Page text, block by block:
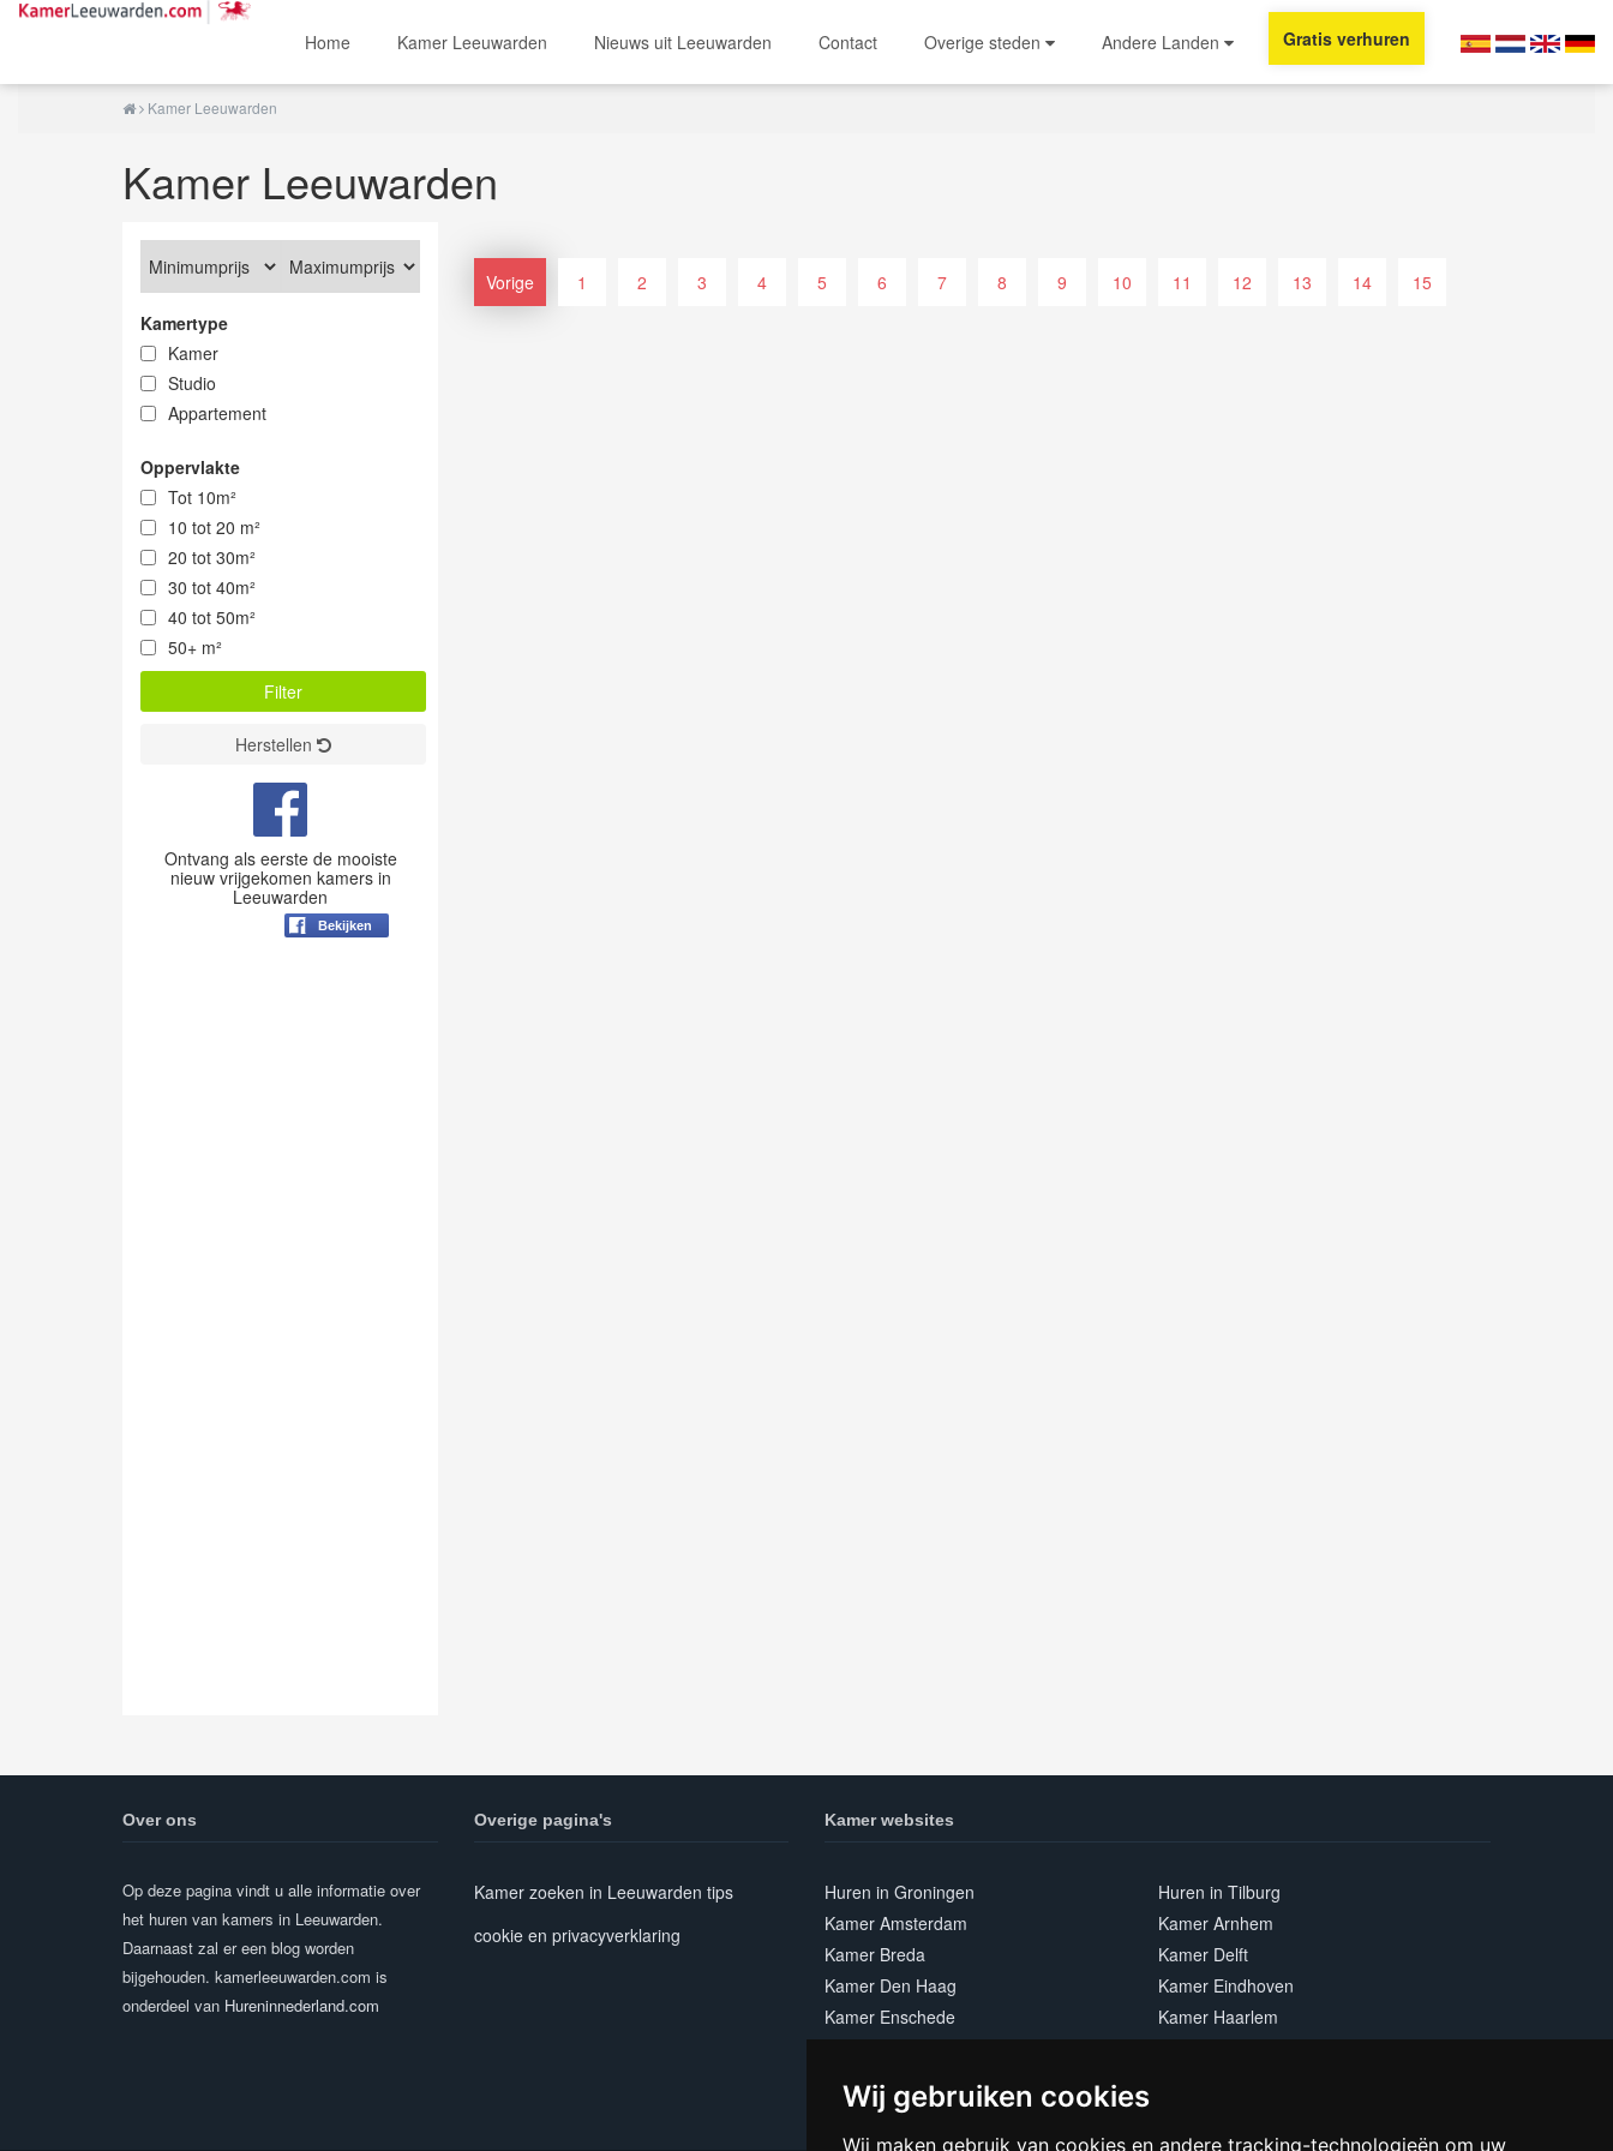
Wij gebruiken cookies
Wij maken gebruik van cookies en andere tracking-technologieën om uw
Home Kamer Leeuwarden Nieuws uit Leeuwarden Contact Overige steden Andere Landen Gratis verhuren
Kamer Leeuwarden
Kamer Leeuwarden
Kamertype
Kamer
Studio
Appartement
Oppervlakte
Tot 10m²
10 tot 20 m²
20 tot 30m²
30 tot 40m²
40 tot 50m²
50+ m²
Herstellen
Ontvang als eerste de mooiste
nieuw vrijgekomen kamers in
Leeuwarden
Bekijken
Vorige 1 2 3 4 5 6 7 8 9 10 11 12 13 14 15
Over ons
Op deze pagina vindt u alle informatie over
het huren van kamers in Leeuwarden.
Daarnaast zal er een blog worden
bijgehouden. kamerleeuwarden.com is
onderdeel van Hureninnederland.com
Overige pagina's
Kamer zoeken in Leeuwarden tips
cookie en privacyverklaring
Kamer websites
Huren in Groningen
Huren in Tilburg
Kamer Amsterdam
Kamer Arnhem
Kamer Breda
Kamer Delft
Kamer Den Haag
Kamer Eindhoven
Kamer Enschede
Kamer Haarlem
Kamer Nijmegen
Kamer Utrecht